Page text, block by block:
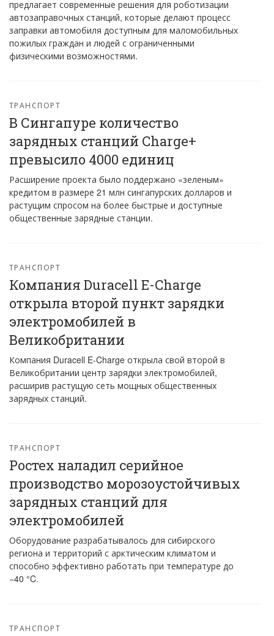
предлагает современные решения для роботизации
автозаправочных станций, которые делают процесс
заправки автомобиля доступным для маломобильных
пожилых граждан и людей с ограниченными
физическими возможностями.
ТРАНСПОРТ
В Сингапуре количество
зарядных станций Charge+
превысило 4000 единиц
Расширение проекта было поддержано «зеленым»
кредитом в размере 21 млн сингапурских долларов и
растущим спросом на более быстрые и доступные
общественные зарядные станции.
ТРАНСПОРТ
Компания Duracell E-Charge
открыла второй пункт зарядки
электромобилей в
Великобритании
Компания Duracell E-Charge открыла свой второй в
Великобритании центр зарядки электромобилей,
расширив растущую сеть мощных общественных
зарядных станций.
ТРАНСПОРТ
Ростех наладил серийное
производство морозоустойчивых
зарядных станций для
электромобилей
Оборудование разрабатывалось для сибирского
региона и территорий с арктическим климатом и
способно эффективно работать при температуре до
−40 °C.
ТРАНСПОРТ